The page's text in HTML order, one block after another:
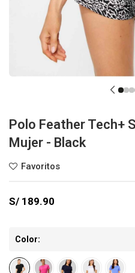
Polo Feather Tech+
Mujer - Black
S/ 189.90
Color: